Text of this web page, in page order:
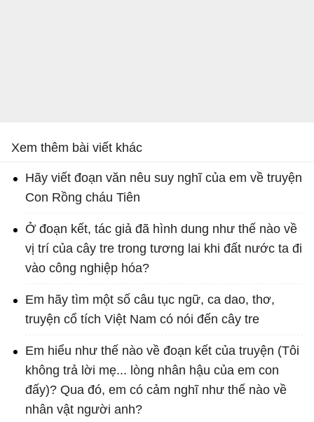
Xem thêm bài viết khác
Hãy viết đoạn văn nêu suy nghĩ của em về truyện
Con Rồng cháu Tiên
Ở đoạn kết, tác giả đã hình dung như thế nào về
vị trí của cây tre trong tương lai khi đất nước ta đi
vào công nghiệp hóa?
Em hãy tìm một số câu tục ngữ, ca dao, thơ,
truyện cổ tích Việt Nam có nói đến cây tre
Em hiểu như thế nào về đoạn kết của truyện (Tôi
không trả lời mẹ... lòng nhân hậu của em con
đấy)? Qua đó, em có cảm nghĩ như thế nào về
nhân vật người anh?